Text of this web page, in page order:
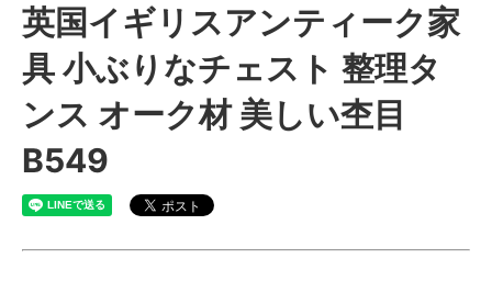
英国イギリスアンティーク家
具 小ぶりなチェスト 整理タ
ンス オーク材 美しい杢目
B549